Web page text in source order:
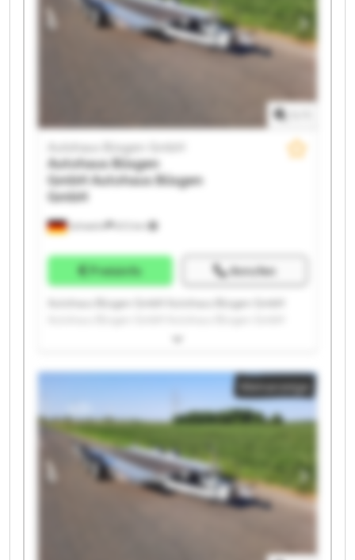
Schwelm
Autohaus Büsgen GmbH
Autohaus Büsgen
GmbHAutohaus Büsgen
GmbH
Preisinfo Anrufen
Autohaus Büsgen GmbH Autohaus Büsgen GmbH
Autohaus Büsgen GmbH Autohaus Büsgen GmbH
Autohaus Büsgen GmbH Autohaus Büsgen GmbH
Autohaus Büsgen GmbH Autohaus Büsgen GmbH
Autohaus Büsgen GmbH Autohaus Büsgen GmbH
Autohaus Büsgen GmbH Autohaus Büsgen GmbH
Autohaus Büsgen GmbH Autohaus Büsgen GmbH
Autohaus Büsgen GmbH Autohaus Büsgen GmbH
Kleinanzeige